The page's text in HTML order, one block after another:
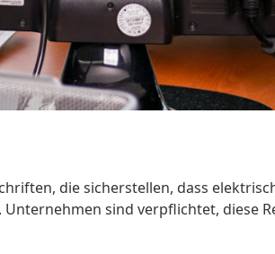
die sicherstellen, dass
sind verpflichtet, diese